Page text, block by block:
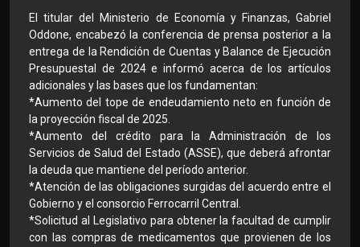
El titular del Ministerio de Economía y Finanzas, Gabriel
Oddone, encabezó la conferencia de prensa posterior a la
entrega de la Rendición de Cuentas y Balance de Ejecución
Presupuestal de 2024 e informó acerca de los artículos
adicionales y las bases que los fundamentan:
*Aumento del tope de endeudamiento neto en función de
la proyección fiscal de 2025.
*Aumento del crédito para la Administración de los
Servicios de Salud del Estado (ASSE), que deberá afrontar
la deuda que mantiene del período anterior.
*Atención de las obligaciones surgidas del acuerdo entre el
Gobierno y el consorcio Ferrocarril Central.
*Solicitud al Legislativo para obtener la facultad de cumplir
con las compras de medicamentos que provienen de los